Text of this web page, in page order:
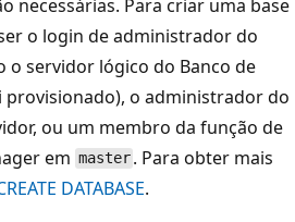
necessárias. Para criar uma base
o login de administrador do
o servidor lógico do Banco de
provisionado), o administrador do
ou um membro da função de
em master . Para obter mais
DATABASE.